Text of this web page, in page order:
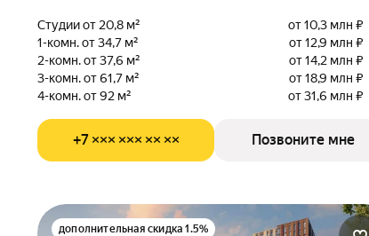
Студии от 20,8 м²
от 10,3 млн ₽
1-комн. от 34,7 м²
от 12,9 млн ₽
2-комн. от 37,6 м²
от 14,2 млн ₽
3-комн. от 61,7 м²
от 18,9 млн ₽
4-комн. от 92 м²
от 31,6 млн ₽
+7 ××× ××× ×× ×× Позвоните мне
дополнительная скидка 1.5%